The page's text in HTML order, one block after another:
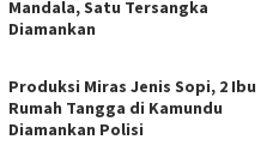
Mandala, Satu Tersangka
Diamankan
Produksi Miras Jenis Sopi, 2 Ibu
Rumah Tangga di Kamundu
Diamankan Polisi